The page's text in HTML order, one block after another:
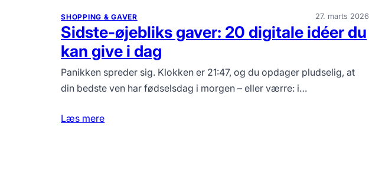
SHOPPING & GAVER 27. marts 2026
Sidste-øjebliks gaver: 20 digitale idéer du
kan give i dag
Panikken spreder sig. Klokken er 21:47, og du opdager pludselig, at
din bedste ven har fødselsdag i morgen – eller værre: i…
Læs mere